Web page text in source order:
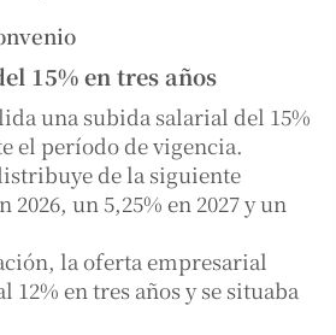
15% en tres años
una subida salarial del 15%
el período de vigencia.
de la siguiente
un 5,25% en 2027 y un
la oferta empresarial
en tres años y se situaba